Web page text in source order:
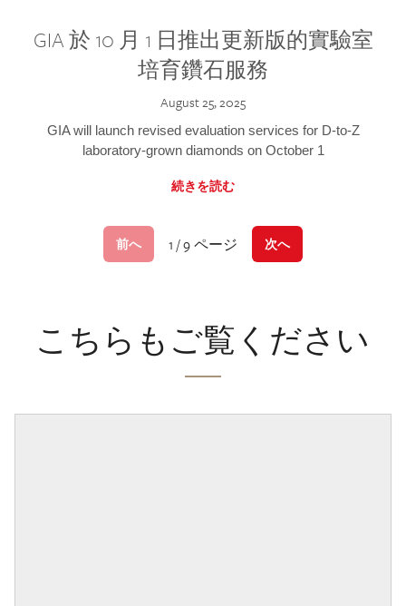
GIA 於 10 月 1 日推出更新版的實驗室
培育鑽石服務
August 25, 2025
GIA will launch revised evaluation services for D-to-Z
laboratory-grown diamonds on October 1
続きを読む
前へ 1 / 9 ページ 次へ
こちらもご覧ください